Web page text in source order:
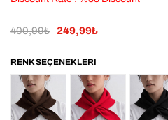
400,99₺ 249,99₺